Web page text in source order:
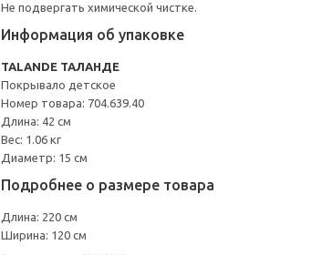
Не подвергать химической чистке.
Информация об упаковке
TALANDE ТАЛАНДЕ
Покрывало детское
Номер товара: 704.639.40
Длина: 42 см
Вес: 1.06 кг
Диаметр: 15 см
Подробнее о размере товара
Длина: 220 см
Ширина: 120 см